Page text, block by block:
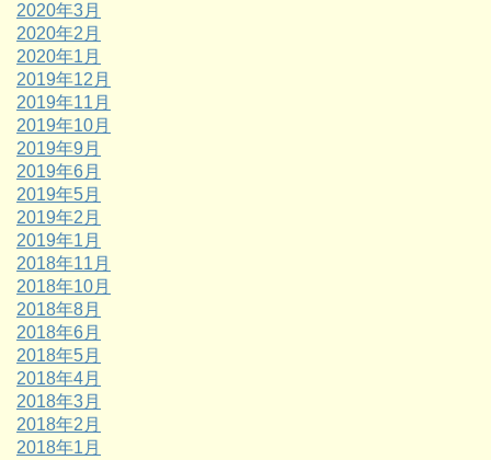
2020年3月
2020年2月
2020年1月
2019年12月
2019年11月
2019年10月
2019年9月
2019年6月
2019年5月
2019年2月
2019年1月
2018年11月
2018年10月
2018年8月
2018年6月
2018年5月
2018年4月
2018年3月
2018年2月
2018年1月